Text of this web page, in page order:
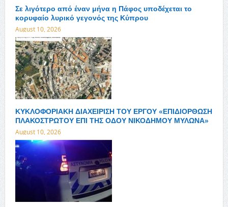
Σε λιγότερο από έναν μήνα η Πάφος υποδέχεται το
κορυφαίο λυρικό γεγονός της Κύπρου
August 10, 2026
ΚΥΚΛΟΦΟΡΙΑΚΗ ΔΙΑΧΕΙΡΙΣΗ ΤΟΥ ΕΡΓΟΥ «ΕΠΙΔΙΟΡΘΩΣΗ
ΠΛΑΚΟΣΤΡΩΤΟΥ ΕΠΙ ΤΗΣ ΟΔΟΥ ΝΙΚΟΔΗΜΟΥ ΜΥΛΩΝΑ»
August 10, 2026